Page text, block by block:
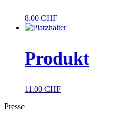
8.00 CHF
Produkt
11.00 CHF
Presse